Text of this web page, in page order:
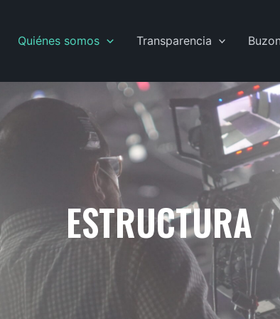
Quiénes somos Transparencia
ESTRUCTURA